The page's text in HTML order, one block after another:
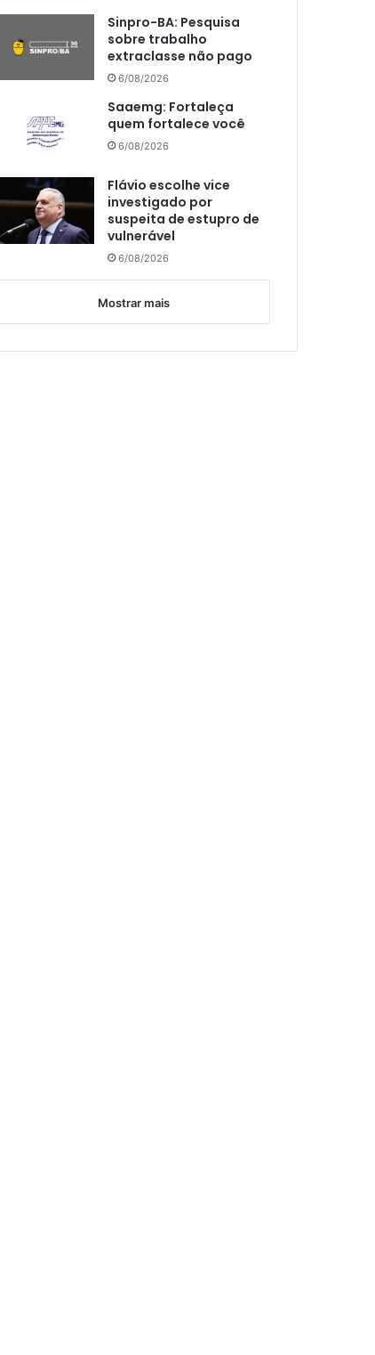
Sinpro-BA: Pesquisa
sobre trabalho
extraclasse não pago
6/08/2026
Saaemg: Fortaleça
quem fortalece você
6/08/2026
Flávio escolhe vice
investigado por
suspeita de estupro de
vulnerável
6/08/2026
Mostrar mais